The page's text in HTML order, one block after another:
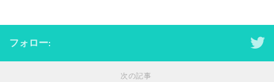
フォロー:
次の記事